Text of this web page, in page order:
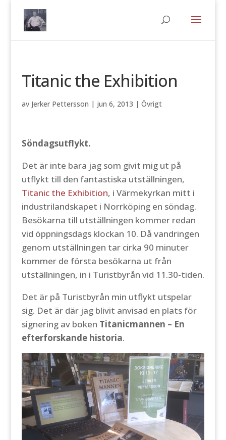
Titanic the Exhibition
av Jerker Pettersson | jun 6, 2013 | Övrigt
Söndagsutflykt.
Det är inte bara jag som givit mig ut på
utflykt till den fantastiska utställningen,
Titanic the Exhibition, i Värmekyrkan mitt i
industrilandskapet i Norrköping en söndag.
Besökarna till utställningen kommer redan
vid öppningsdags klockan 10. Då vandringen
genom utställningen tar cirka 90 minuter
kommer de första besökarna ut från
utställningen, in i Turistbyrån vid 11.30-tiden.
Det är på Turistbyrån min utflykt utspelar
sig. Det är där jag blivit anvisad en plats för
signering av boken Titanicmannen – En
efterforskande historia.